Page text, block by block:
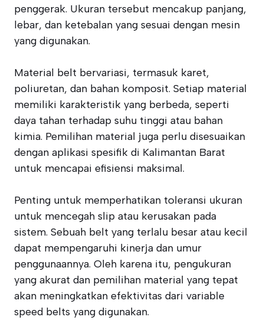
penggerak. Ukuran tersebut mencakup panjang,
lebar, dan ketebalan yang sesuai dengan mesin
yang digunakan.
Material belt bervariasi, termasuk karet,
poliuretan, dan bahan komposit. Setiap material
memiliki karakteristik yang berbeda, seperti
daya tahan terhadap suhu tinggi atau bahan
kimia. Pemilihan material juga perlu disesuaikan
dengan aplikasi spesifik di Kalimantan Barat
untuk mencapai efisiensi maksimal.
Penting untuk memperhatikan toleransi ukuran
untuk mencegah slip atau kerusakan pada
sistem. Sebuah belt yang terlalu besar atau kecil
dapat mempengaruhi kinerja dan umur
penggunaannya. Oleh karena itu, pengukuran
yang akurat dan pemilihan material yang tepat
akan meningkatkan efektivitas dari variable
speed belts yang digunakan.